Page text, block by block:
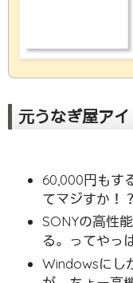
元うなぎ屋アイ
60,000円もす
てマジすか！
SONYの高性
る。ってやっ
Windowsにし